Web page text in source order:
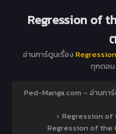
Regression of
อ่านการ์ตูนเรื่อง
ทุกตอ
Ped-Manga.com – อ่านกา
› Regression of
Regression of the